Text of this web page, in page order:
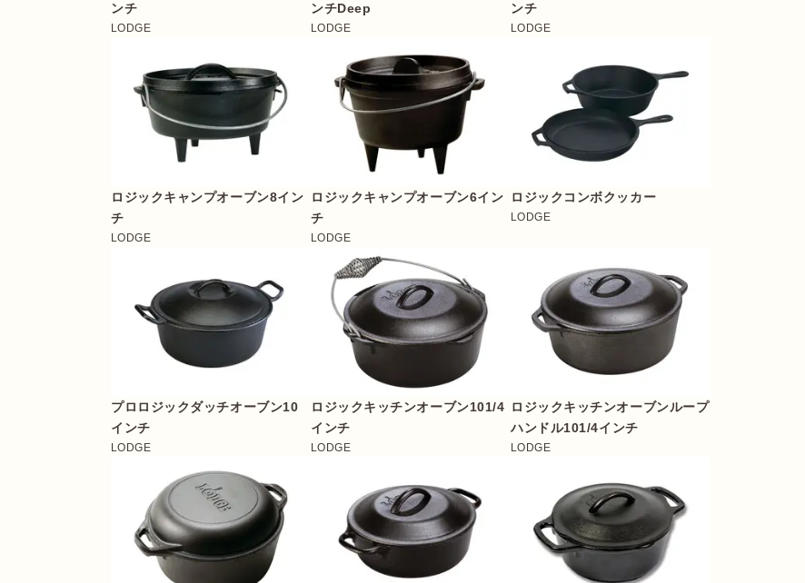
ンチ
LODGE
ンチDeep
LODGE
ンチ
LODGE
ロジックキャンプオーブン8イン
チ
LODGE
ロジックキャンプオーブン6イン
チ
LODGE
ロジックコンボクッカー
LODGE
プロロジックダッチオーブン10
インチ
LODGE
ロジックキッチンオーブン101/4
インチ
LODGE
ロジックキッチンオーブンループ
ハンドル101/4インチ
LODGE